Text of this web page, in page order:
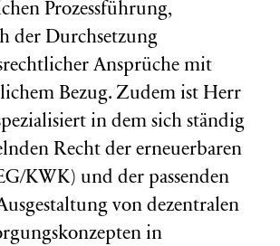
Prozessführung,
der Durchsetzung
Ansprüche mit
Bezug. Zudem ist Herr
in dem sich ständig
Recht der erneuerbaren
KWK) und der passenden
von dezentralen
in